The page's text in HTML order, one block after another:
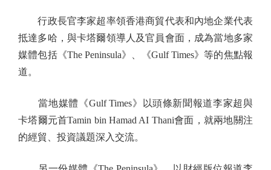
行政長官李家超率領香港商貿代表和內地企業代表
抵達多哈，與卡塔爾領導人及官員會面，成為當地多家
媒體包括《The Peninsula》、《Gulf Times》等的焦點報
道。
當地媒體《Gulf Times》以頭條新聞報道李家超與
卡塔爾元首Tamin bin Hamad AI Thani會面，就兩地關注
的經貿、投資議題深入交流。